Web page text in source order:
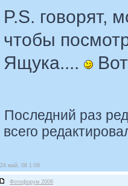
P.S. говорят,
чтобы
Ящука....
Последний раз
всего
24 май, 08 1:09
Фотофорум 2008